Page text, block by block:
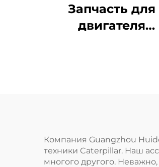
Запчасть для
двигателя
Компания Guangzhou
техники Caterpillar. Наш
многого другого.